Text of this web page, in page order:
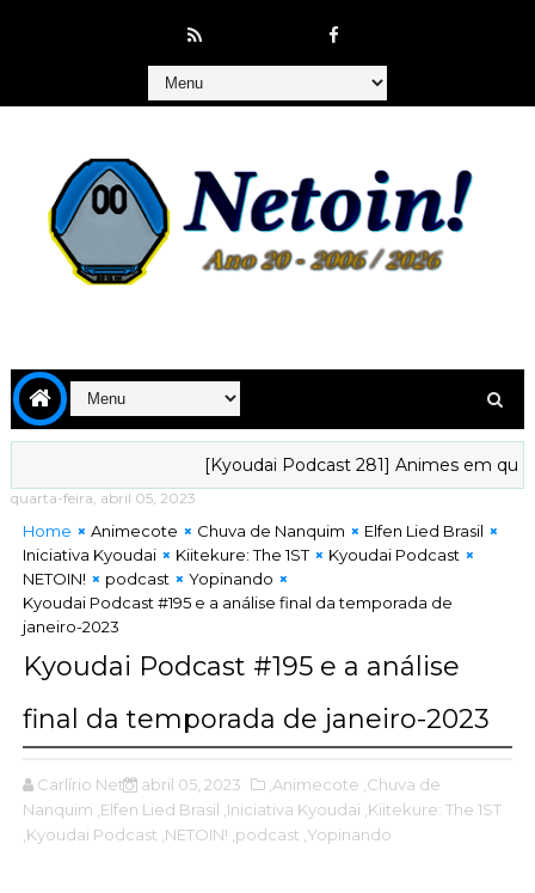
[Kyoudai Podcast 281] Animes em que
quarta-feira, abril 05, 2023
Home Animecote Chuva de Nanquim
Elfen Lied Brasil
Iniciativa Kyoudai
Kiitekure: The 1ST
Kyoudai Podcast
NETOIN!
podcast
Yopinando
Kyoudai Podcast #195 e a análise final da temporada de
janeiro-2023
Kyoudai Podcast #195 e a análise
final da temporada de janeiro-2023
Carlírio Neto abril 05, 2023 ,Animecote ,Chuva de
Nanquim ,Elfen Lied Brasil ,Iniciativa Kyoudai ,Kiitekure: The 1ST
,Kyoudai Podcast ,NETOIN! ,podcast ,Yopinando